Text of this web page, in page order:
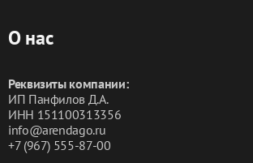
О нас
Реквизиты компании:
ИП Панфилов Д.А.
ИНН 151100313356
info@arendago.ru
+7 (967) 555-87-00